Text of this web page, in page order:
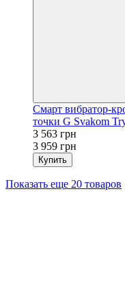
Смарт вибратор-
точки G Svakom
3 563 грн
3 959 грн
Купить
Показать еще 20 товаров